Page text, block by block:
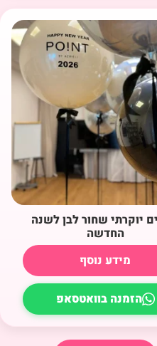
יוקרתי שחור לבן לשנה
החדשה
מידע נוסף
הזמנה בוואטסאפ